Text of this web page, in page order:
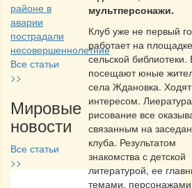
районе в
аварии
пострадали
несовершеннолетние
Все статьи
>>
Мировые
новости
Все статьи
>>
мультперсонажи.
Клуб уже не первый
работает на площадке
сельской библиотеки.
посещают юные
села Ждановка.
интересом.
рисование все
связанным на
клуба. Результатом
знакомства с детской
литературой, ее
темами, персонажами